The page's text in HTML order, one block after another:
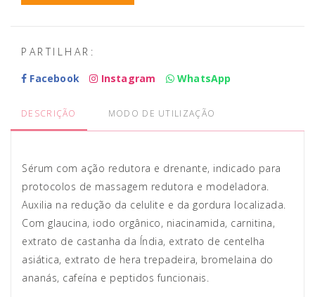
PARTILHAR:
Facebook
Instagram WhatsApp
DESCRIÇÃO MODO DE UTILIZAÇÃO
Sérum com ação redutora e drenante, indicado para
protocolos de massagem redutora e modeladora.
Auxilia na redução da celulite e da gordura localizada.
Com glaucina, iodo orgânico, niacinamida, carnitina,
extrato de castanha da Índia, extrato de centelha
asiática, extrato de hera trepadeira, bromelaina do
ananás, cafeína e peptidos funcionais.